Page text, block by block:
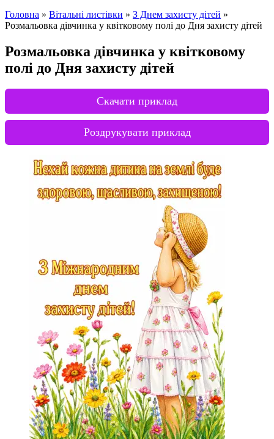
Головна » Вітальні листівки » З Днем захисту дітей »
Розмальовка дівчинка у квітковому полі до Дня захисту дітей
Розмальовка дівчинка у квітковому
полі до Дня захисту дітей
Скачати приклад
Роздрукувати приклад